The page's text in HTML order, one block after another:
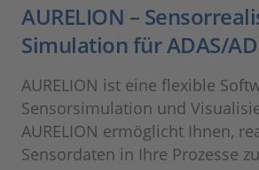
AURELION –
Simulation für ADAS/
AURELION ist eine flexible
Sensorsimulation und
AURELION ermöglicht Ihnen,
Sensordaten in Ihre Prozesse